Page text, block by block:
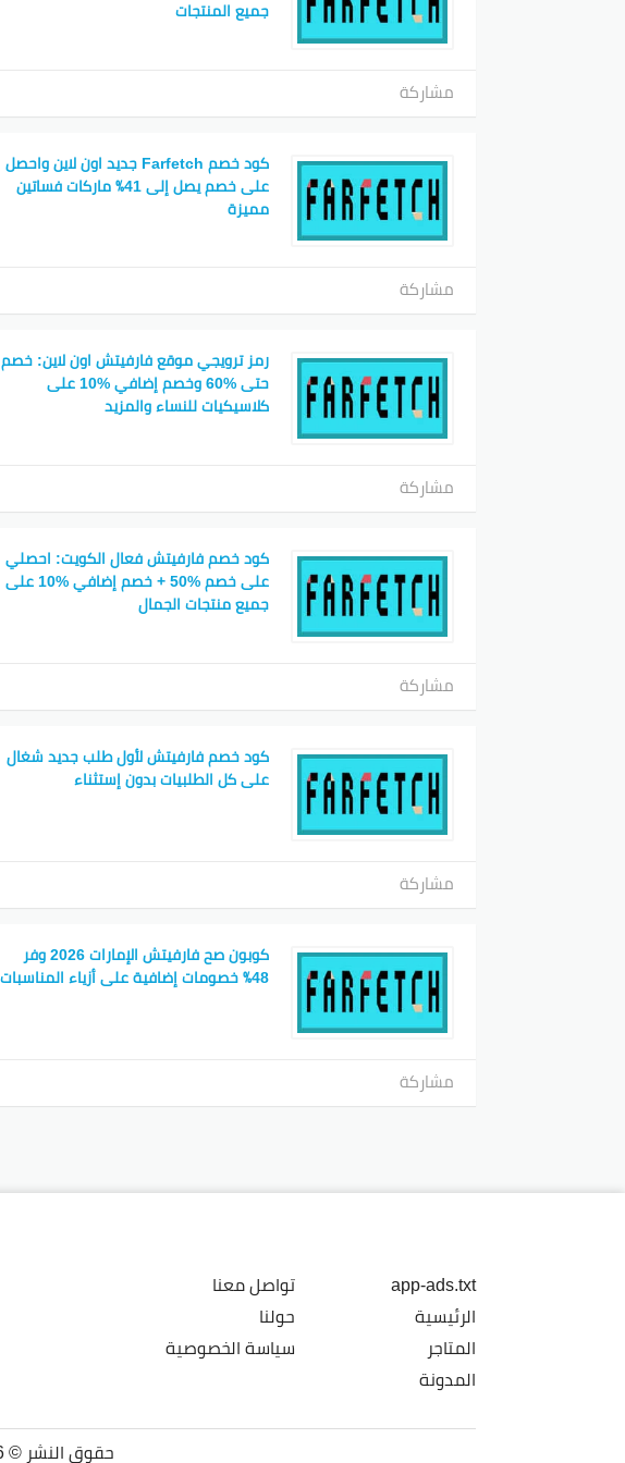
جميع المنتجات
مشاركة
كود خصم Farfetch جديد اون لاين واحصل
على خصم يصل إلى 41٪ ماركات فساتين
مميزة
مشاركة
رمز ترويجي موقع فارفيتش اون لاين: خصم
حتى %60 وخصم إضافي %10 على
كلاسيكيات للنساء والمزيد
مشاركة
كود خصم فارفيتش فعال الكويت: احصلي
على خصم %50 + خصم إضافي %10 على
جميع منتجات الجمال
مشاركة
كود خصم فارفيتش لأول طلب جديد شغال
على كل الطلبيات بدون إستثناء
مشاركة
كوبون صح فارفيتش الإمارات 2026 وفر
48٪ خصومات إضافية على أزياء المناسبات
مشاركة
app-ads.txt
الرئيسية
المتاجر
المدونة
تواصل معنا
حولنا
سياسة الخصوصية
حقوق النشر © 2026 أكواد وكوبونات. جميع الحقوق محفوظة.